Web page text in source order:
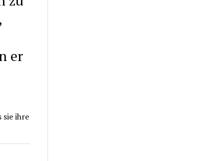
er
sie ihre